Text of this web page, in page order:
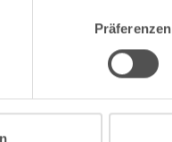
Präferenzen